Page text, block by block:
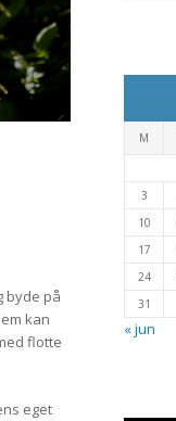
byde på
kan
flotte
eget
M
3
10
17
24
31
« jun